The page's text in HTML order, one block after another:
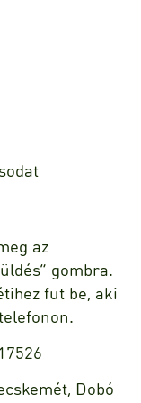
az
gombra.
fut be, aki
Dobó